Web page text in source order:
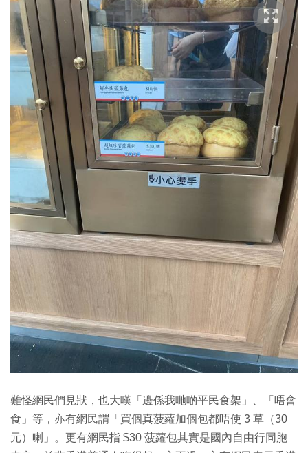
難怪網民們見狀，也大嘆「邊係我哋啲平民食架」、「唔會
食」等，亦有網民謂「買個真菠蘿加個包都唔使 3 草（30
元）喇」。更有網民指 $30 菠蘿包其實是國內自由行同胞